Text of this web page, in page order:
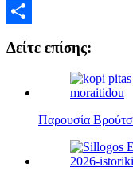
Δείτε επίσης:
Παρουσία